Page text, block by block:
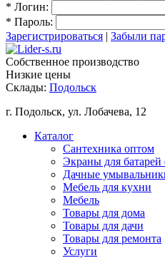
* Логин:
* Пароль:
Зарегистрироваться | Забыли
Собственное производство
Низкие цены
Склады: Подольск
г. Подольск, ул. Лобачева, 12
Каталог
Сантехника оптом
Экраны для батарей
Дачные
Мебель для кухни
Мебель
Товары для дома
Товары для дачи
Товары для ремонта
Услуги